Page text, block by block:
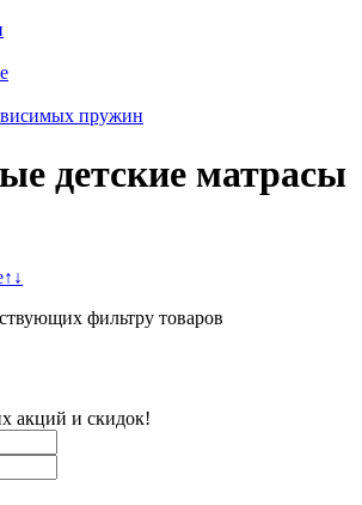
пружин
детские матрасы
↑ ↓
фильтру товаров
акций и скидок!